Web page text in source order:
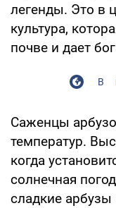
легенды. Это в
культура,
почве и дает
Саженцы
температур.
когда
солнечная
сладкие арбузы